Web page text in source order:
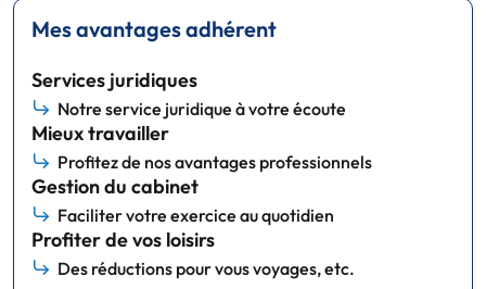
Mes avantages adhérent
Services juridiques
Notre service juridique à votre écoute
Mieux travailler
Profitez de nos avantages professionnels
Gestion du cabinet
Faciliter votre exercice au quotidien
Profiter de vos loisirs
Des réductions pour vous voyages, etc.